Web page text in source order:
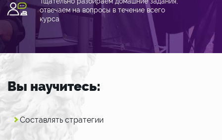
отвечаем на вопросы в течение всего
курса
Вы научитесь:
Составлять стратегии